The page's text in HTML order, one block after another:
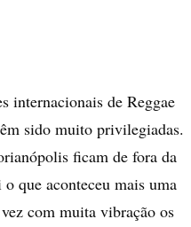
internacionais de Reggae
sido muito privilegiadas.
ficam de fora da
que aconteceu mais uma
com muita vibração os